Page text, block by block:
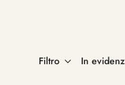
Filtro In